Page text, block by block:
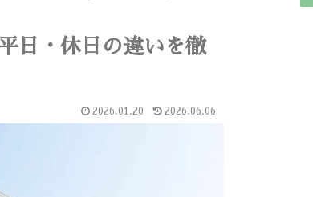
日・休日の違いを徹
2026.01.20 2026.06.06